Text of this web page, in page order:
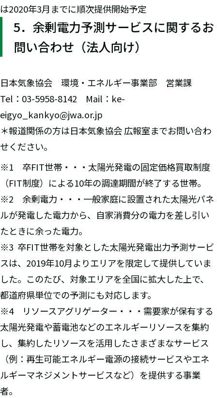
は2020年3月までに順次提供開始予定
5．余剰電力予測サービスに関するお
問い合わせ（法人向け）
日本気象協会 環境・エネルギー事業部 営業課
Tel：03-5958-8142 Mail：ke-
eigyo_kankyo@jwa.or.jp
＊報道関係の方は日本気象協会 広報室までお問い合わ
せください。
※1 卒FIT世帯・・・太陽光発電の固定価格買取制度
（FIT制度）による10年の調達期間が終了する世帯。
※2 余剰電力・・・一般家庭に設置された太陽光パネ
ルが発電した電力から、自家消費分の電力を差し引い
たときに余った電力。
※3 卒FIT世帯を対象とした太陽光発電出力予測サービ
スは、2019年10月よりエリアを限定して提供していま
した。このたび、対象エリアを全国に拡大した上で、
都道府県単位での予測にも対応します。
※4 リソースアグリゲーター・・・需要家が保有する
太陽光発電や蓄電池などのエネルギーリソースを集約
し、集約したリソースを活用したさまざまなサービス
（例：再生可能エネルギー電源の接続サービスやエネ
ルギーマネジメントサービスなど）を提供する事業
者。